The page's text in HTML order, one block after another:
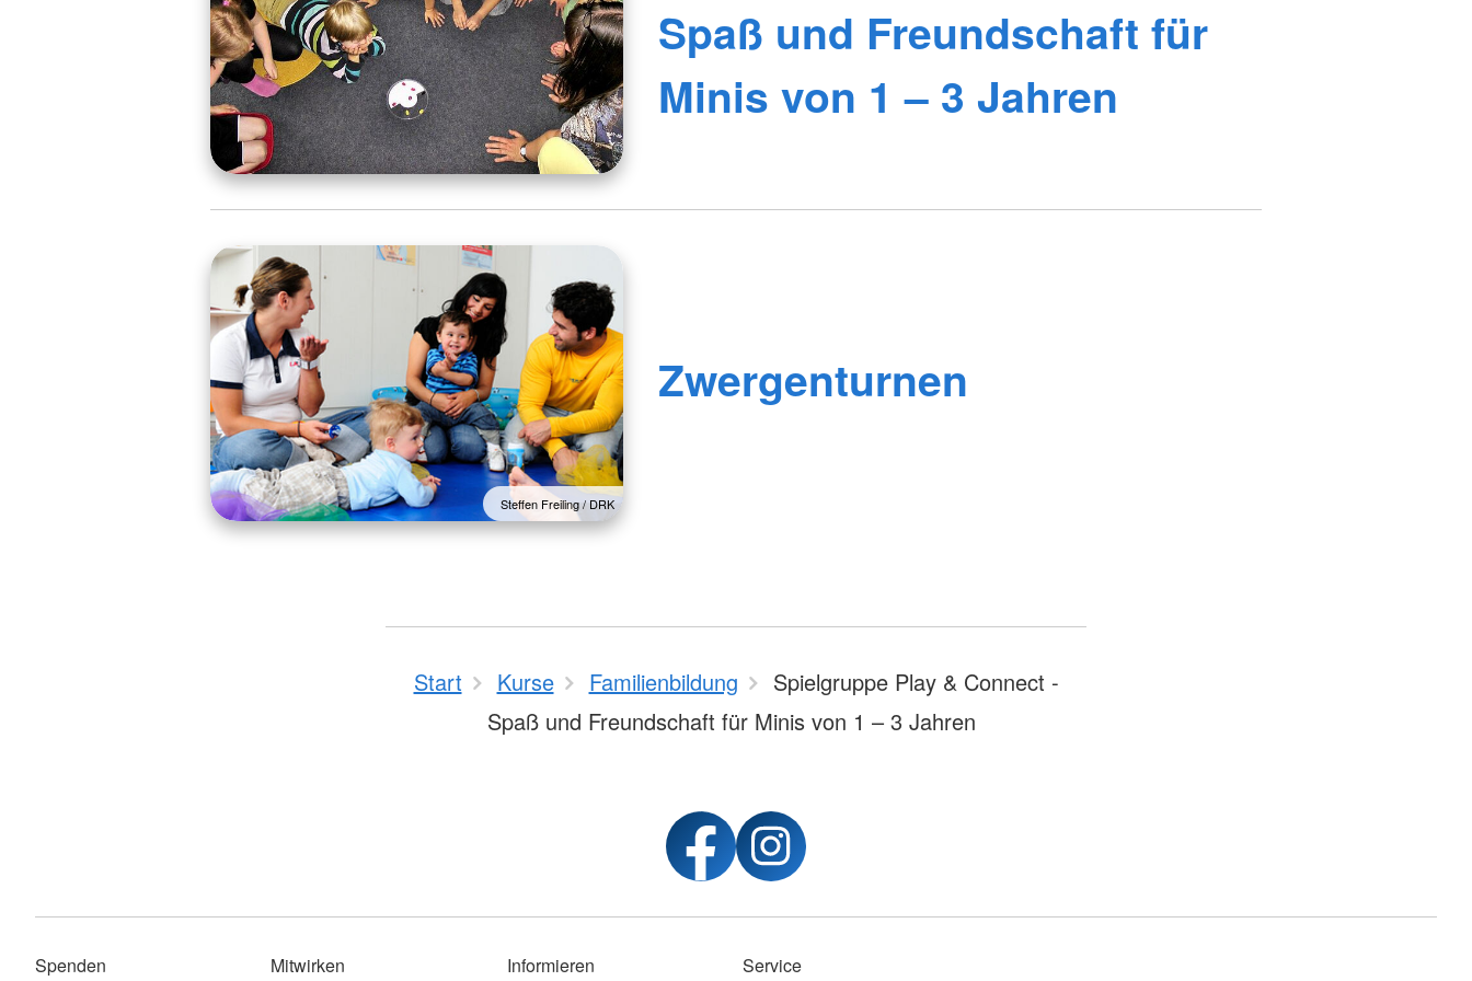
Spaß und Freundschaft für
Minis von 1 – 3 Jahren
Steffen Freiling / DRK
Zwergenturnen
Start Kurse Familienbildung
Spielgruppe Play & Connect -
Spaß und Freundschaft für Minis von 1 – 3 Jahren
Spenden Mitwirken Informieren Service